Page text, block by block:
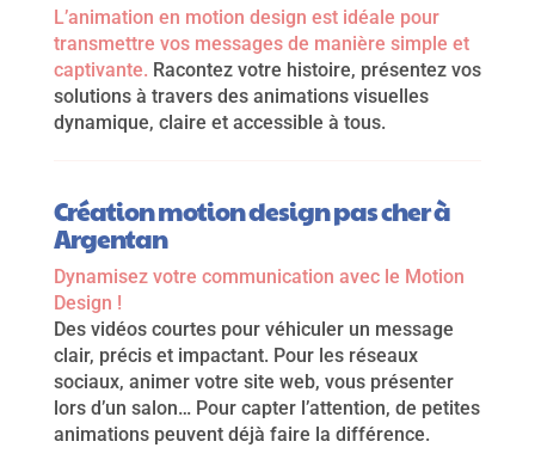
L’animation en motion design est idéale pour
transmettre vos messages de manière simple et
captivante. Racontez votre histoire, présentez vos
solutions à travers des animations visuelles
dynamique, claire et accessible à tous.
Création motion design pas cher à
Argentan
Dynamisez votre communication avec le Motion
Design !
Des vidéos courtes pour véhiculer un message
clair, précis et impactant. Pour les réseaux
sociaux, animer votre site web, vous présenter
lors d’un salon… Pour capter l’attention, de petites
animations peuvent déjà faire la différence.